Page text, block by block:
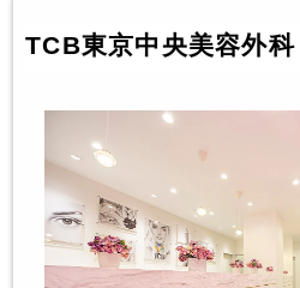
TCB東京中央美容外